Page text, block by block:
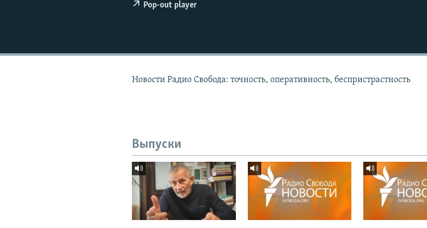
Pop-out player
Новости Радио Свобода: точность, оперативность, беспристрастность
Выпуски